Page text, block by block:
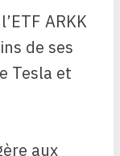
ARKK
de ses
Tesla et
aux